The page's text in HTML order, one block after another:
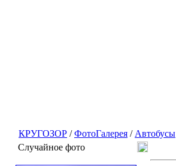
КРУГОЗОР /ФотоГалерея / Автобусы
Случайное фото